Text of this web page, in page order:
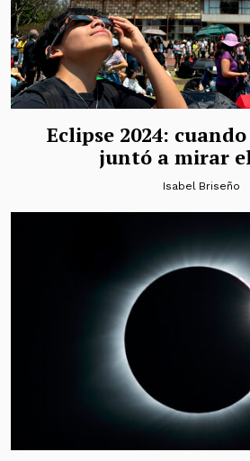
Eclipse 2024:
juntó a mirar
Isabel Briseño